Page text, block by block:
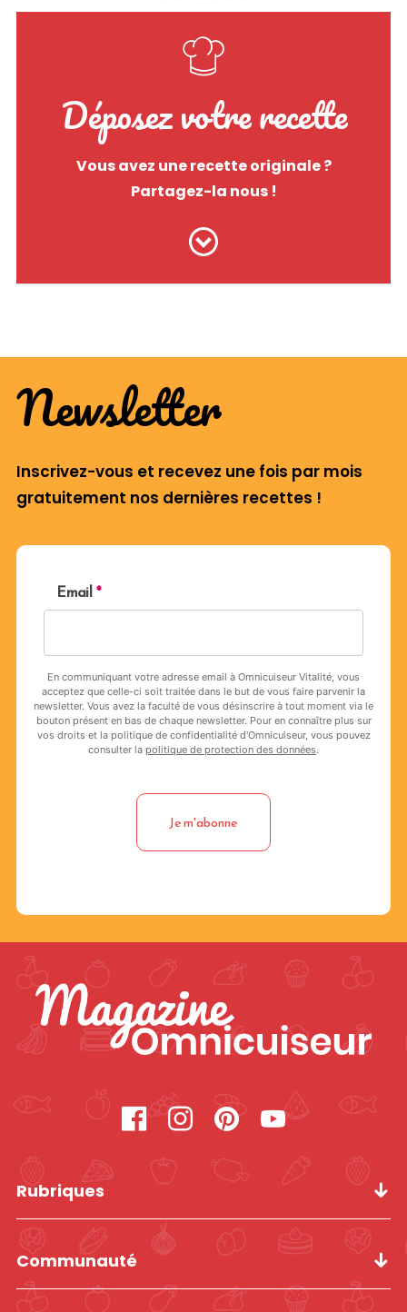
Déposez votre recette
Vous avez une recette originale ?
Partagez-la nous !
Newsletter
Inscrivez-vous et recevez une fois par mois
gratuitement nos dernières recettes !
Rubriques
Communauté